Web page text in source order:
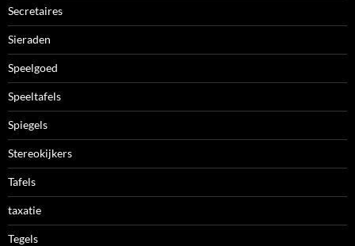
Secretaires
Sieraden
Speelgoed
Speeltafels
Spiegels
Stereokijkers
Tafels
taxatie
Tegels